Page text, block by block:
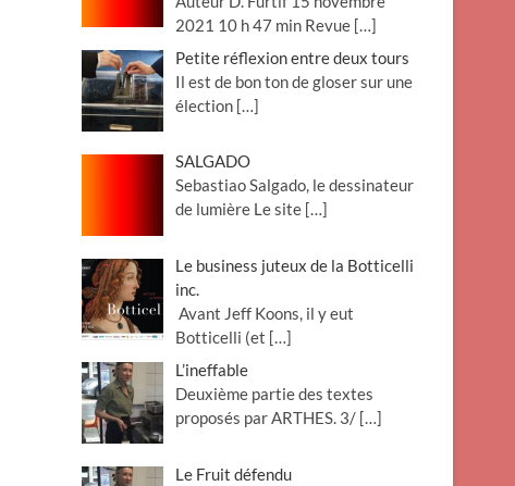
2021 10 h 47 min Revue […]
Petite réflexion entre deux tours
Il est de bon ton de gloser sur une
élection […]
SALGADO
Sebastiao Salgado, le dessinateur
de lumière Le site […]
Le business juteux de la Botticelli
inc.
Avant Jeff Koons, il y eut
Botticelli (et […]
L’ineffable
Deuxième partie des textes
proposés par ARTHES. 3/ […]
Le Fruit défendu